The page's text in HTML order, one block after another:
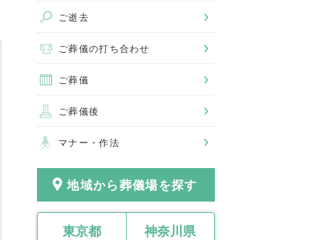
ご逝去
ご葬儀の打ち合わせ
ご葬儀
ご葬儀後
マナー・作法
地域から葬儀場を探す
東京都 神奈川県